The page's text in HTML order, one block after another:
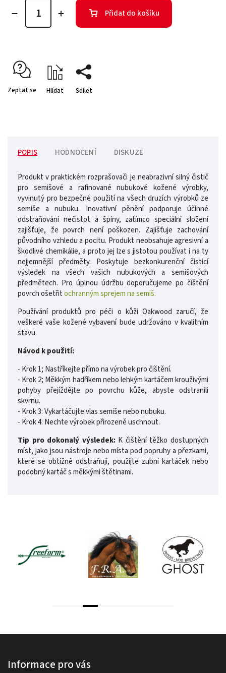
Přidat do košíku
Zeptat se Hlídat Sdílet
POPIS HODNOCENÍ DISKUZE
Produkt v praktickém rozprašovači je neabrazivní silný čistič
pro semišové a rafinované nubukové kožené výrobky,
vyvinutý pro bezpečné použití na všech druzích výrobků ze
semiše a nubuku. Inovativní pěnění podporuje účinné
odstraňování nečistot a špíny, zatímco speciální složení
zajišťuje, že povrch není poškozen. Zajišťuje zachování
původního vzhledu a pocitu. Produkt neobsahuje agresivní a
škodlivé chemikálie, a proto jej lze s jistotou používat i na ty
nejjemnější předměty. Poskytuje bezkonkurenční čisticí
výsledek na všech vašich nubukových a semišových
předmětech. Pro úplnou údržbu doporučujeme po čištění
povrch ošetřitochranným sprejem na semiš.
Používání produktů pro péči o kůži Oakwood zaručí, že
veškeré vaše kožené vybavení bude udržováno v kvalitním
stavu.
Návod k použití:
- Krok 1; Nastříkejte přímo na výrobek pro čištění.
- Krok 2; Měkkým hadříkem nebo lehkým kartáčem krouživými
pohyby přejíždějte po povrchu kůže, abyste odstranili
skvrnu.
- Krok 3: Vykartáčujte vlas semiše nebo nubuku.
- Krok 4: Nechte výrobek přirozeně uschnout.
Tip pro dokonalý výsledek:K čištění těžko dostupných
míst, jako jsou nástroje nebo místa pod popruhy a přezkami,
které se obtížně odstraňují, použijte zubní kartáček nebo
podobný kartáč s měkkými štětinami.
Informace pro vás